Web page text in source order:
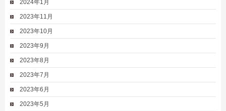
2024年1月
2023年11月
2023年10月
2023年9月
2023年8月
2023年7月
2023年6月
2023年5月